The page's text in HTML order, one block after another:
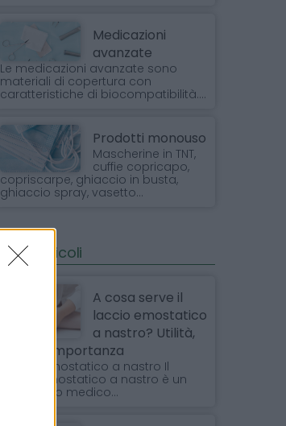
Medicazioni
avanzate
Le medicazioni avanzate sono
materiali di copertura con
caratteristiche di biocompatibilità....
Prodotti monouso
Mascherine in TNT,
cuffie copricapo,
copriscarpe, ghiaccio in busta,
ghiaccio spray, vasetto...
Ultimi articoli
A cosa serve il
laccio emostatico
a nastro? Utilità,
Scopi e Importanza
Laccio emostatico a nastro Il
laccio emostatico a nastro è un
dispositivo medico...